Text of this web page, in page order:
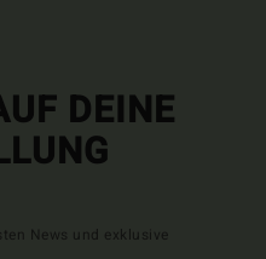
DEINE
News und exklusive